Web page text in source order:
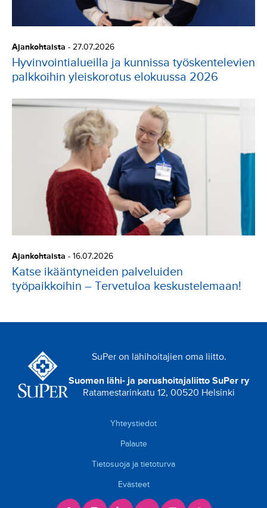
Ajankohtaista - 27.07.2026
Hyvinvointialueilla ja kunnissa työskentelevien
palkkoihin yleiskorotus elokuussa 2026
Ajankohtaista - 16.07.2026
Katse ikääntyneiden palveluiden
työpaikkoihin – Tervetuloa keskustelemaan!
SuPer on lähihoitajien oma liitto.
Suomen lähi- ja perushoitajaliitto SuPer ry
Ratamestarinkatu 12, 00520 Helsinki
Yhteystiedot
Palaute
Tietosuoja ja tietoturva
Evästeet